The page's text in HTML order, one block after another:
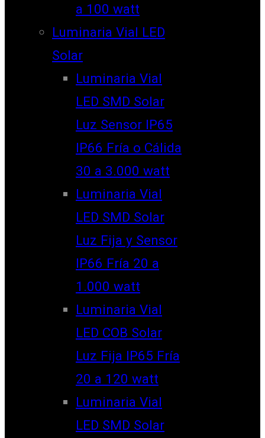
a 100 watt
Luminaria Vial LED
Solar
Luminaria Vial
LED SMD Solar
Luz Sensor IP65
IP66 Fría o Cálida
30 a 3.000 watt
Luminaria Vial
LED SMD Solar
Luz Fija y Sensor
IP66 Fría 20 a
1.000 watt
Luminaria Vial
LED COB Solar
Luz Fija IP65 Fría
20 a 120 watt
Luminaria Vial
LED SMD Solar